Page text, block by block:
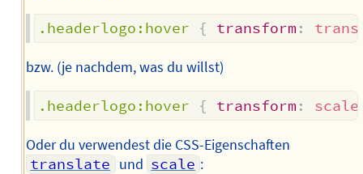
.headerlogo:hover { transform :
bzw. (je nachdem, was du willst)
.headerlogo:hover { transform : scale
Oder du verwendest die CSS-Eigenschaften
translate und scale :